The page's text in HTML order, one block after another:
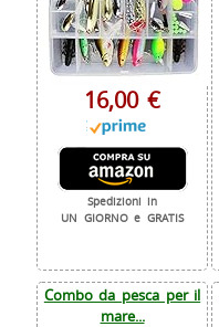
16,00 €
Spedizioni in
UN GIORNO e GRATIS
Combo da pesca per il
mare...